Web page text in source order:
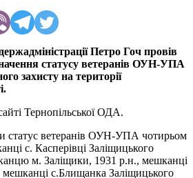
Петро Гоч провів
статусу ветеранів ОУН-УПА
захисту на території
Тернопільської ОДА.
статус ветеранів ОУН-УПА чотирьом
с. Касперівці Заліщицького
м. Заліщики, 1931 р.н., мешканці
с.Блищанка Заліщицького